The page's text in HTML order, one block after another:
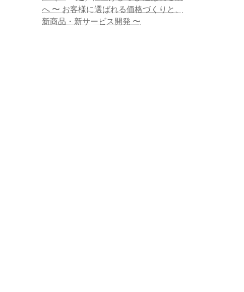
へ 〜 お客様に選ばれる価格づくりと、
新商品・新サービス開発 〜